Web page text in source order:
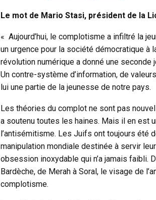
Le mot de Mario Stasi, président de la
« Aujourd’hui, le complotisme a infiltré la
un urgence pour la société démocratique à
révolution numérique a donné une
Un contre-système d’information, de
lui une partie de la jeunesse de notre pays.
Les théories du complot ne sont pas
a soutenu toutes les haines. Mais il en est
l’antisémitisme. Les Juifs ont toujours été
manipulation mondiale destinée à servir
obsession inoxydable qui n’a jamais faibli.
Bardèche, de Merah à Soral, le visage de
complotisme.